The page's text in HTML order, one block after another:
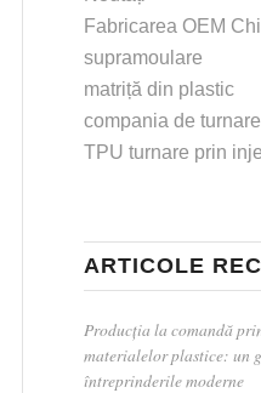
Fabricarea OEM
supramoulare
matriță din plastic
compania de turnare
TPU turnare prin
ARTICOLE
Producția la comandă
materialelor plastice: un
întreprinderile moderne